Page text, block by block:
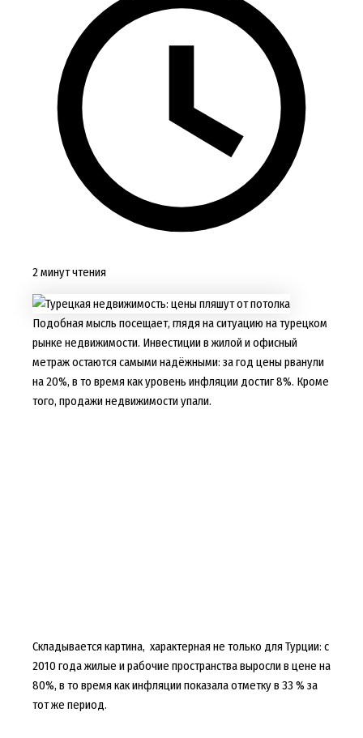
2 минут чтения
Подобная мысль посещает, глядя на ситуацию на турецком
рынке недвижимости. Инвестиции в жилой и офисный
метраж остаются самыми надёжными: за год цены рванули
на 20%, в то время как уровень инфляции достиг 8%. Кроме
того, продажи недвижимости упали.
Складывается картина, характерная не только для Турции: с
2010 года жилые и рабочие пространства выросли в цене на
80%, в то время как инфляции показала отметку в 33 % за
тот же период.